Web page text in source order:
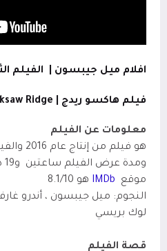
افلام ميل جيبسون | الفيلم
فيلم هاكسو ريدج | Ridge
معلومات عن الفيلم
هو فيلم
ومدة عرض الفيلم ساعتين
و19 دقيقة
موقع
IMDb هو 8.1/10
النجوم: ميل جيبسون ، أندرو
لوك بريسي
قصة الفيلم